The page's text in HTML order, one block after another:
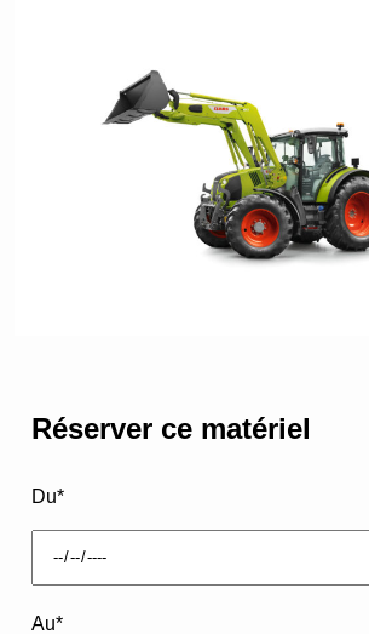
Réserver ce matériel
Du*
Au*